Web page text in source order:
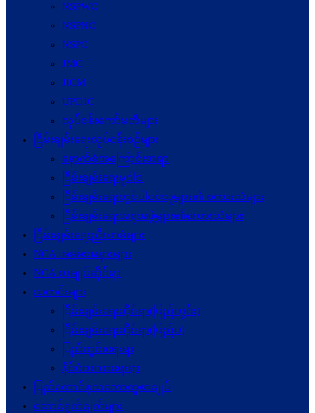
NSPWC
NSPNC
NSPC
JMC
JICM
UPDJC
လုပ်ငန်းကော်မတီများ
ငြိမ်းချမ်းရေးလုပ်ငန်းစဉ်များ
နောက်ခံအကြောင်းအရာ
ငြိမ်းချမ်းရေးမူဝါဒ
ငြိမ်းချမ်းရေးတွင်ပါဝင်သူများ၏ စကားသံများ
ငြိမ်းချမ်းရေးအစုအဖွဲ့များ၏စကားသံများ
ငြိမ်းချမ်းရေးညီလာခံများ
NCA အခမ်းအနားများ
NCA စာချုပ်ဆိုင်ရာ
သတင်းများ
ငြိမ်းချမ်းရေးဆိုင်ရာ(ပြည်တွင်း)
ငြိမ်းချမ်းရေးဆိုင်ရာ(ပြည်ပ)
ပြည်တွင်းရေးရာ
နိုင်ငံတကာရေးရာ
ပြည်ထောင်စုသဘောတူစာချုပ်
ဆောင်ရွက်ချက်များ